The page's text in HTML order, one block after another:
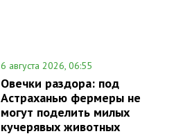
6 августа 2026, 06:55
Овечки раздора: под
Астраханью фермеры не
могут поделить милых
кучерявых животных